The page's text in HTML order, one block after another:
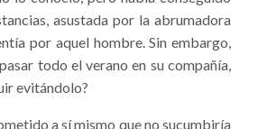
asustada por la abrumadora
por aquel hombre. Sin embargo,
todo el verano en su compañía,
evitándolo?
a sí mismo que no sucumbiría